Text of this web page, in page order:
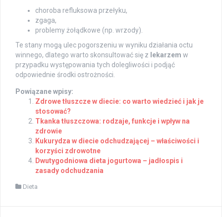
choroba refluksowa przełyku,
zgaga,
problemy żołądkowe (np. wrzody).
Te stany mogą ulec pogorszeniu w wyniku działania octu
winnego, dlatego warto skonsultować się z lekarzem w
przypadku występowania tych dolegliwości i podjąć
odpowiednie środki ostrożności.
Powiązane wpisy:
Zdrowe tłuszcze w diecie: co warto wiedzieć i jak je
stosować?
Tkanka tłuszczowa: rodzaje, funkcje i wpływ na
zdrowie
Kukurydza w diecie odchudzającej – właściwości i
korzyści zdrowotne
Dwutygodniowa dieta jogurtowa – jadłospis i
zasady odchudzania
Dieta